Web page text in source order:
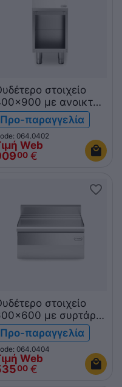
στοιχείο
με ανοικτή
R90/40PLN/A
Προ-παραγγελία
064.0402
Web
00 €
στοιχείο
με συρτάρι
F60/60PLC/T
Προ-παραγγελία
064.0404
Web
00 €